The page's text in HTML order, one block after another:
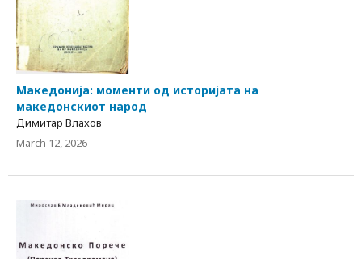
Македонија: моменти од историјата на
македонскиот народ
Димитар Влахов
March 12, 2026